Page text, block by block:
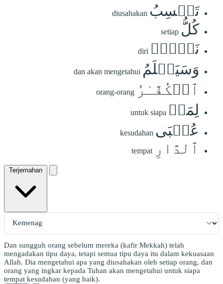
تَكۡسِبُ diusahakan
كُلُّ setiap
نَفۡسٖۗ diri
وَسَيَعۡلَمُ dan akan mengetahui
ٱلۡكُفَّـٰرُ orang-orang
لِمَنۡ untuk siapa
عُقۡبَى kesudahan
ٱلدَّارِ tempat
Terjemahan
Dan sungguh orang sebelum mereka (kafir Mekkah) telah
mengadakan tipu daya, tetapi semua tipu daya itu dalam kekuasaan
Allah. Dia mengetahui apa yang diusahakan oleh setiap orang, dan
orang yang ingkar kepada Tuhan akan mengetahui untuk siapa
tempat kesudahan (yang baik).